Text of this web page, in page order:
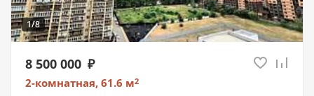
1/8
8 500 000
2-комнатная, 61.6 м2